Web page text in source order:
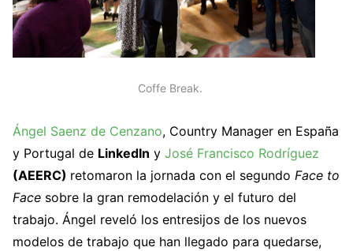
Coffe Break.
Ángel Saenz de Cenzano, Country Manager en España
y Portugal de LinkedIn y José Francisco Rodríguez
(AEERC) retomaron la jornada con el segundo Face to
Face sobre la gran remodelación y el futuro del
trabajo. Ángel reveló los entresijos de los nuevos
modelos de trabajo que han llegado para quedarse,